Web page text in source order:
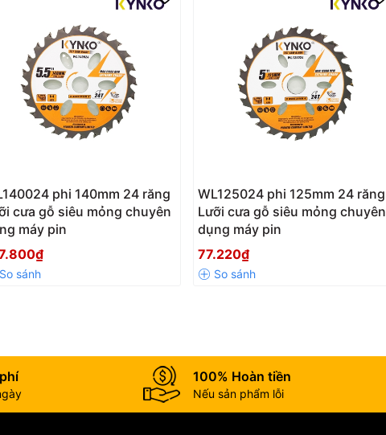
phi 140mm 24 răng
cưa gỗ siêu mỏng chuyên
máy pin
WL125024 phi 125mm 24 răng
Lưỡi cưa gỗ siêu mỏng chuyên
dụng máy pin
77.220₫
100% Hoàn tiền
Nếu sản phẩm lỗi